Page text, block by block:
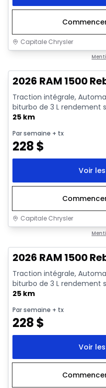
Capitale Chrysler
2026 RAM 1500
Traction intégrale,
biturbo de 3 L rendement
25 km
Par semaine + tx
228 $
Voir
Capitale Chrysler
2026 RAM 1500
Traction intégrale,
biturbo de 3 L rendement
25 km
Par semaine + tx
228 $
Voir